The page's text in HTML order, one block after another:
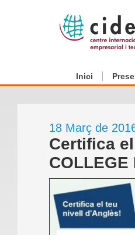
Inici
18 Març de
Certifica
COLLEGE